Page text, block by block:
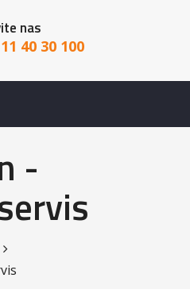
nas
40 30 100
-